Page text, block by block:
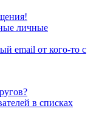
личные
email от кого-то с
в списках